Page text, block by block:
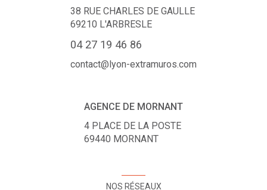
38 RUE CHARLES DE GAULLE
69210 L'ARBRESLE
04 27 19 46 86
contact@lyon-extramuros.com
AGENCE DE MORNANT
4 PLACE DE LA POSTE
69440 MORNANT
NOS RÉSEAUX